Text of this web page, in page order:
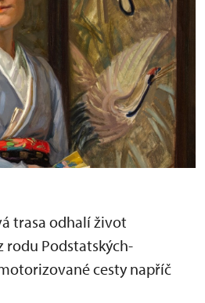
trasa odhalí život
Podstatských-
cesty napříč